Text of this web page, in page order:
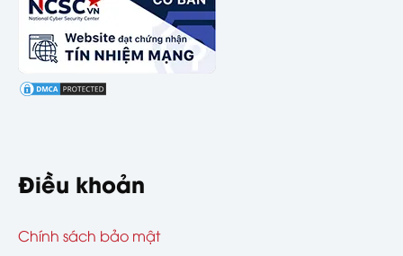
Điều khoản
Chính sách bảo mật